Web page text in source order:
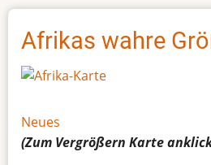
Afrikas wahre
Neues
(Zum Vergrößern Karte